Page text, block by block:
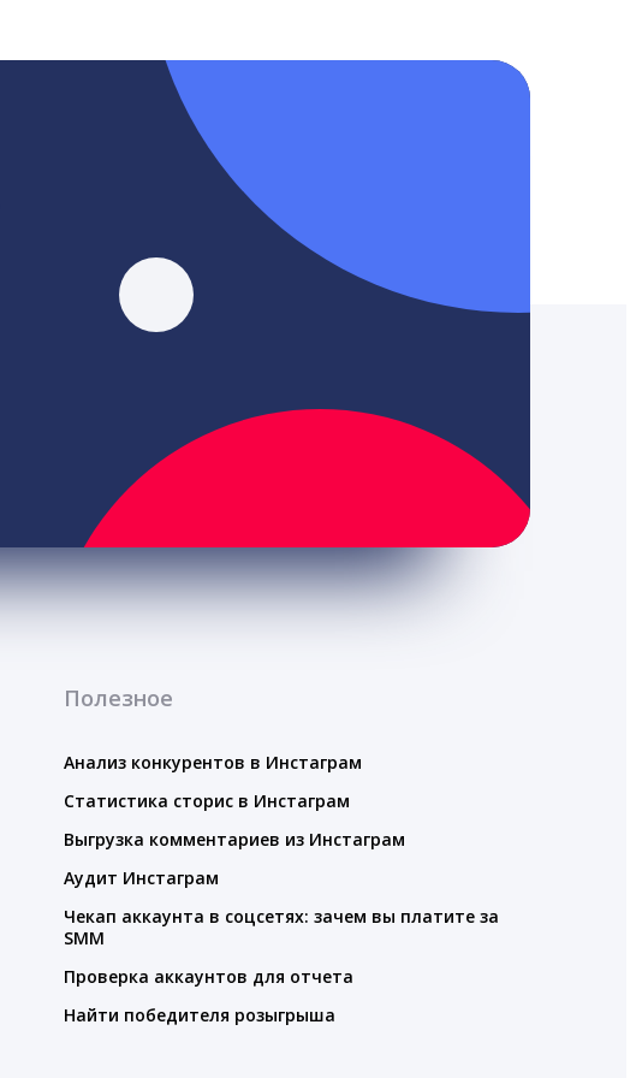
Полезное
Анализ конкурентов в Инстаграм
Статистика сторис в Инстаграм
Выгрузка комментариев из Инстаграм
Аудит Инстаграм
Чекап аккаунта в соцсетях: зачем вы платите за
SMM
Проверка аккаунтов для отчета
Найти победителя розыгрыша